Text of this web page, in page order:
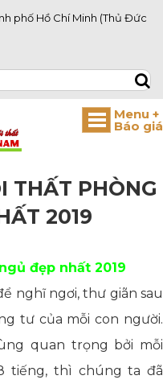
phố Hồ Chí Minh (Thủ Đức
THẤT PHÒNG
2019
đẹp nhất 2019
nghĩ ngơi, thư giãn sau
tư của mỗi con người.
quan trọng bởi mỗi
tiếng, thì chúng ta đã